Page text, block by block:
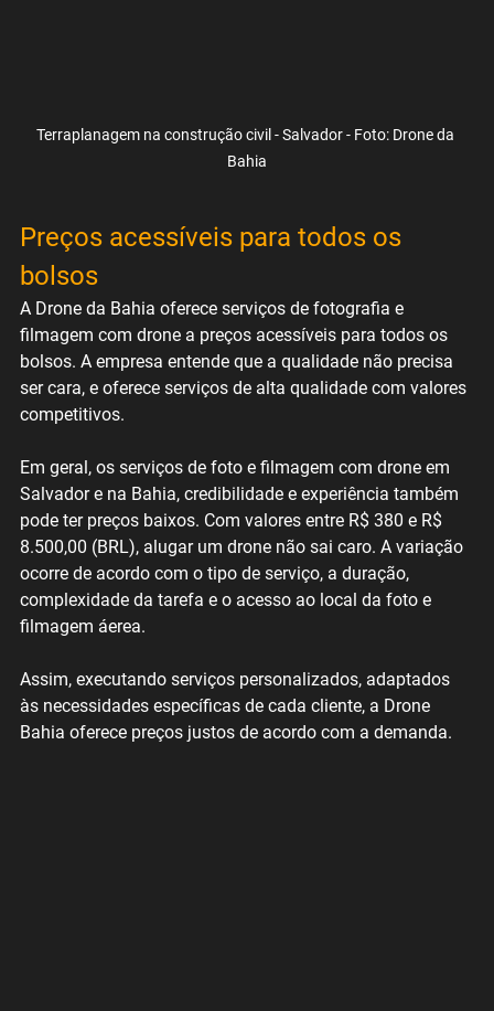
Terraplanagem na construção civil - Salvador - Foto: Drone da
Bahia
Preços acessíveis para todos os
bolsos
A Drone da Bahia oferece serviços de fotografia e
filmagem com drone a preços acessíveis para todos os
bolsos. A empresa entende que a qualidade não precisa
ser cara, e oferece serviços de alta qualidade com valores
competitivos.
Em geral, os serviços de foto e filmagem com drone em
Salvador e na Bahia, credibilidade e experiência também
pode ter preços baixos. Com valores entre R$ 380 e R$
8.500,00 (BRL), alugar um drone não sai caro. A variação
ocorre de acordo com o tipo de serviço, a duração,
complexidade da tarefa e o acesso ao local da foto e
filmagem áerea.
Assim, executando serviços personalizados, adaptados
às necessidades específicas de cada cliente, a Drone
Bahia oferece preços justos de acordo com a demanda.